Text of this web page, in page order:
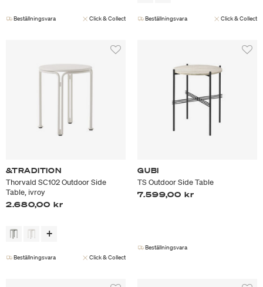
Beställningsvara Click & Collect Beställningsvara Click & Collect
&TRADITION
Thorvald SC102 Outdoor Side
Table, ivroy
2.680,00 kr
Beställningsvara Click & Collect
GUBI
TS Outdoor Side Table
7.599,00 kr
Beställningsvara